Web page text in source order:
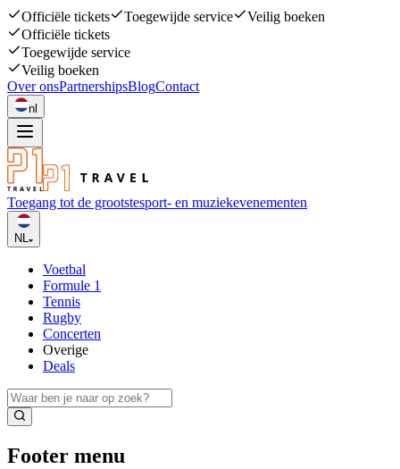
Officiële tickets Toegewijde service
Veilig boeken
Officiële tickets
Toegewijde service
Veilig boeken
Over onsPartnershipsBlogContact
nl
Toegang tot de grootstesport- en muziekevenementen
NL
Voetbal
Formule 1
Tennis
Rugby
Concerten
Overige
Deals
Footer menu